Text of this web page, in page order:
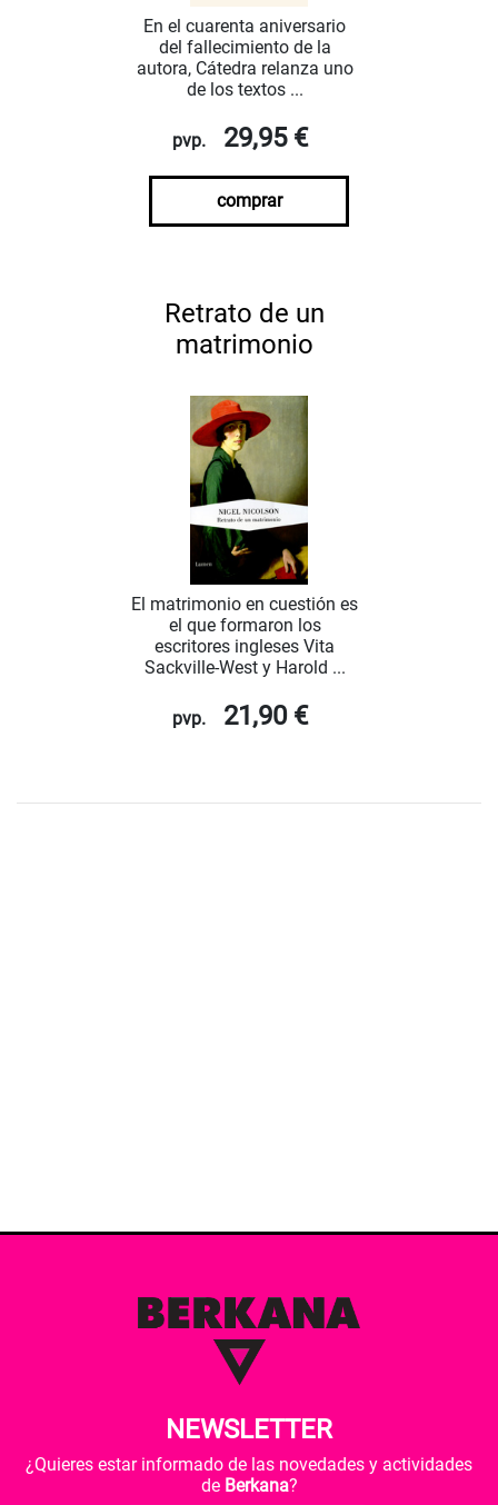
En el cuarenta aniversario
del fallecimiento de la
autora, Cátedra relanza uno
de los textos ...
pvp. 29,95 €
comprar
Retrato de un
matrimonio
El matrimonio en cuestión es
el que formaron los
escritores ingleses Vita
Sackville-West y Harold ...
pvp. 21,90 €
NEWSLETTER
¿Quieres estar informado de las novedades y actividades
de Berkana?